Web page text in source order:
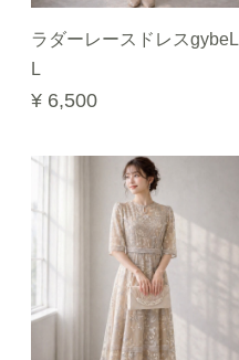
ラダーレースドレスgybeL
L
¥ 6,500